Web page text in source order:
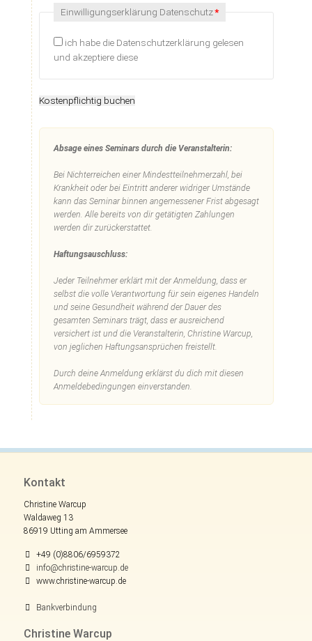
Pflichtfeld
Einwilligungserklärung Datenschutz*
ich habe die Datenschutzerklärung gelesen
und akzeptiere diese
Kostenpflichtig buchen
Absage eines Seminars durch die Veranstalterin:
Bei Nichterreichen einer Mindestteilnehmerzahl, bei
Krankheit oder bei Eintritt anderer widriger Umstände
kann das Seminar binnen angemessener Frist abgesagt
werden. Alle bereits von dir getätigten Zahlungen
werden dir zurückerstattet.
Haftungsauschluss:
Jeder Teilnehmer erklärt mit der Anmeldung, dass er
selbst die volle Verantwortung für sein eigenes Handeln
und seine Gesundheit während der Dauer des
gesamten Seminars trägt, dass er ausreichend
versichert ist und die Veranstalterin, Christine Warcup,
von jeglichen Haftungsansprüchen freistellt.
Durch deine Anmeldung erklärst du dich mit diesen
Anmeldebedingungen einverstanden.
Kontakt
Christine Warcup
Waldaweg 13
86919 Utting am Ammersee
+49 (0)8806/6959372
info@christine-warcup.de
www.christine-warcup.de
Bankverbindung
Christine Warcup